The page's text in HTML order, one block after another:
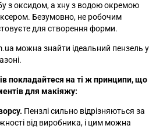
з оксидом, а хну з водою окремою
Безумовно, не робочим
для створення форми.
можна знайти ідеальний пензель у
покладайтеся на ті ж принципи, що
для макіяжу:
Пензлі сильно відрізняються за
від виробника, і цим можна